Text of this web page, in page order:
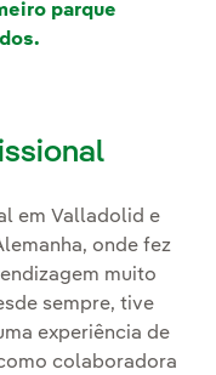
parque
em Valladolid e
onde fez
muito
sempre, tive
experiência de
colaboradora